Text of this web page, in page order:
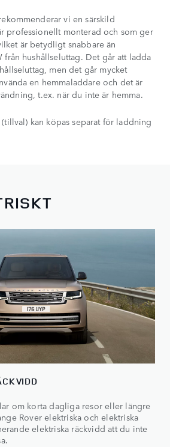
vi en särskild
professionellt monterad och som ger
är betydligt snabbare än
från hushållseluttag. Det går att ladda
men det går mycket
en hemmaladdare och det är
t.ex. när du inte är hemma.
kan köpas separat för laddning
om korta dagliga resor eller längre
Rover elektriska och elektriska
elektriska räckvidd att du inte